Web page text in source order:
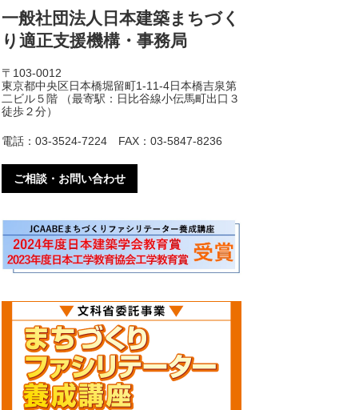
一般社団法人日本建築まちづく
り適正支援機構・事務局
〒103-0012
東京都中央区日本橋堀留町1-11-4日本橋吉泉第
二ビル５階 （最寄駅：日比谷線小伝馬町出口３
徒歩２分）
電話：03-3524-7224 FAX：03-5847-8236
ご相談・お問い合わせ